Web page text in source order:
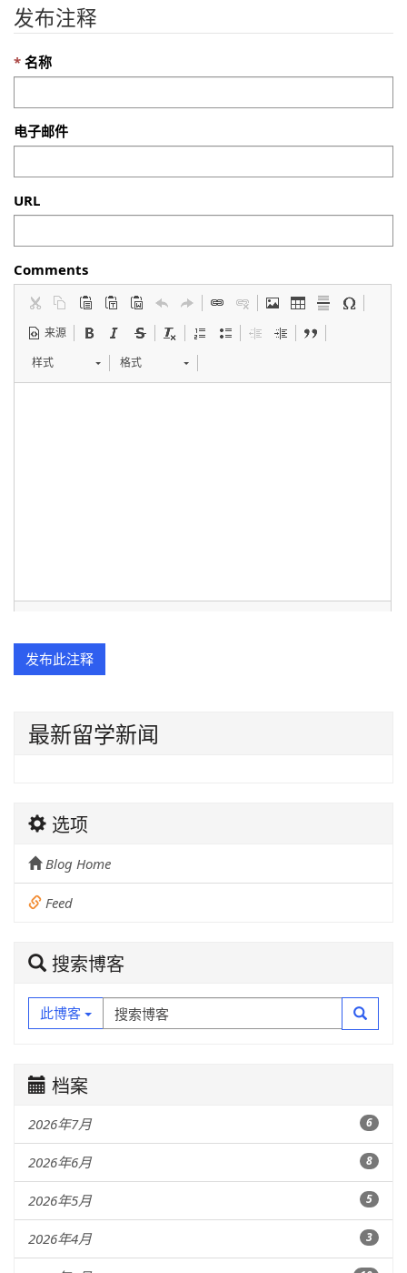
发布注释
名称
电子邮件
URL
Comments
最新留学新闻
选项
Blog Home
Feed
搜索博客
此博客
档案
2026年7月 6
2026年6月 8
2026年5月 5
2026年4月 3